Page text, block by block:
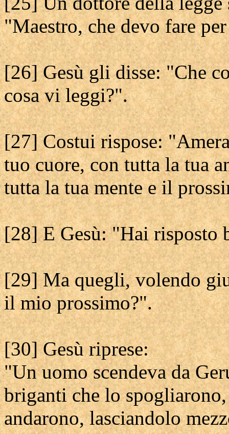
"Maestro, che devo fare
[26] Gesù gli disse: "Che
cosa vi leggi?".
[27] Costui rispose:
tuo cuore, con tutta la tua
tutta la tua mente e il
[28] E Gesù: "Hai risposto
[29] Ma quegli, volendo
il mio prossimo?".
[30] Gesù riprese:
"Un uomo scendeva da
briganti che lo
andarono, lasciandolo